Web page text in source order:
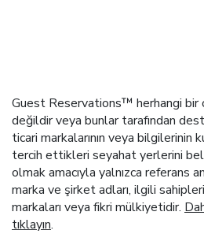
Guest Reservations™ herhangi bir
değildir veya bunlar tarafından
ticari markalarının veya bilgilerinin
tercih ettikleri seyahat yerlerini
olmak amacıyla yalnızca referans
marka ve şirket adları, ilgili
markaları veya fikri mülkiyetidir.
tıklayın.